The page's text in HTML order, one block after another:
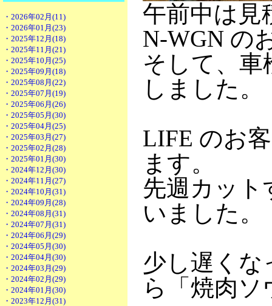
・2026年02月(11)
・2026年01月(23)
・2025年12月(18)
・2025年11月(21)
・2025年10月(25)
・2025年09月(18)
・2025年08月(22)
・2025年07月(19)
・2025年06月(26)
・2025年05月(30)
・2025年04月(25)
・2025年03月(27)
・2025年02月(28)
・2025年01月(30)
・2024年12月(30)
・2024年11月(27)
・2024年10月(31)
・2024年09月(28)
・2024年08月(31)
・2024年07月(31)
・2024年06月(29)
・2024年05月(30)
・2024年04月(30)
・2024年03月(29)
・2024年02月(29)
・2024年01月(30)
・2023年12月(31)
午前中は見
N-WGN の
そして、車
しました。
LIFE のお
ます。
先週カット
いました。
少し遅くな
ら「焼肉ソ